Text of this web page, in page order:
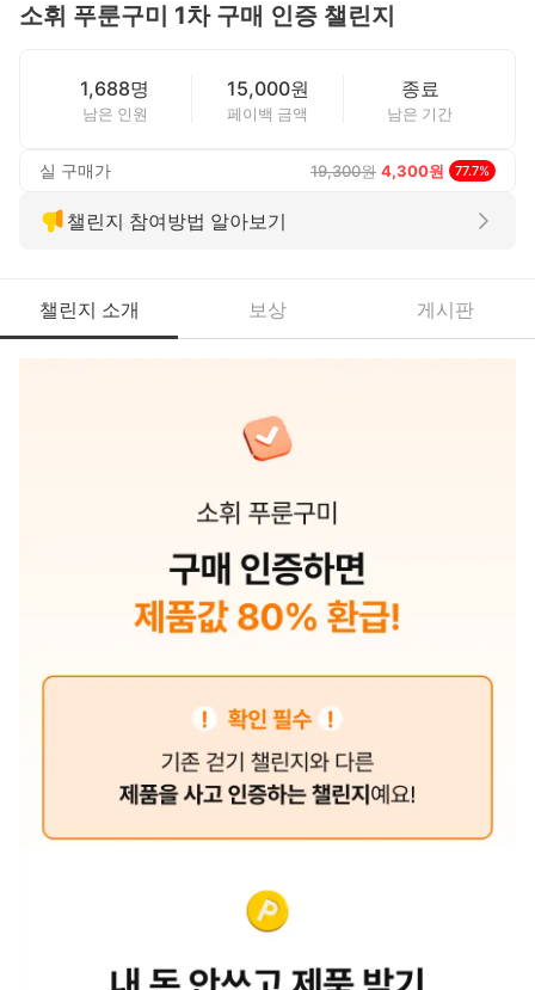
소휘 푸룬구미 1차 구매 인증 챌린지
1,688명
남은 인원
15,000원
페이백 금액
종료
남은 기간
실 구매가 19,300원 4,300원 77.7%
챌린지 참여방법 알아보기
챌린지 소개 보상 게시판